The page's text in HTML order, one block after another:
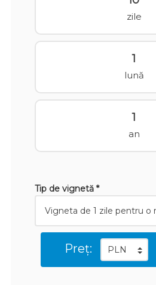
zile
1
lună
1
an
Tip de vignetă *
Preț: